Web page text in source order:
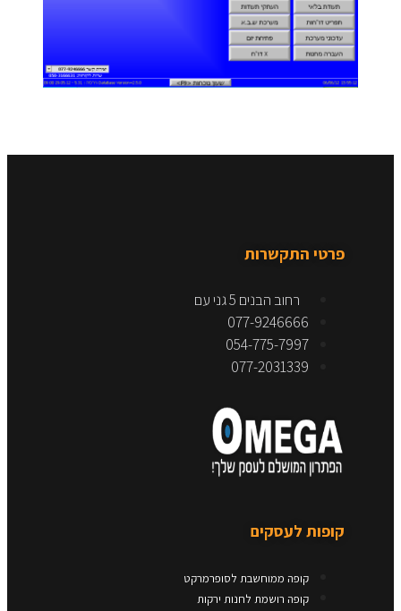
פרטי התקשרות
רחוב הבנים 5 גני עם
077-9246666
054-775-7997
077-2031339
קופות לעסקים
קופה ממוחשבת לסופרמרקט
קופה רושמת לחנות ירקות